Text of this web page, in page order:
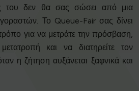
του δεν θα σας σώσει από μια
Το Queue-Fair σας δίνει
για να μετράτε την πρόσβαση,
και να διατηρείτε τον
η ζήτηση αυξάνεται ξαφνικά και